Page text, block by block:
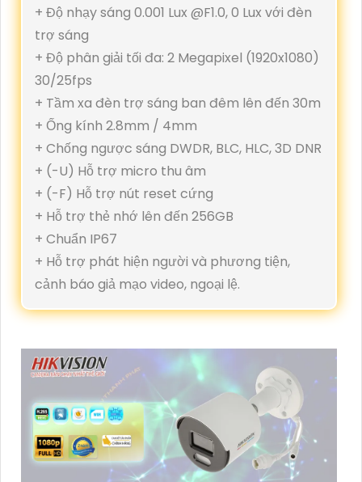
+ Độ nhạy sáng 0.001 Lux @F1.0, 0 Lux với đèn
trợ sáng
+ Độ phân giải tối đa: 2 Megapixel (1920x1080)
30/25fps
+ Tầm xa đèn trợ sáng ban đêm lên đến 30m
+ Ống kính 2.8mm / 4mm
+ Chống ngược sáng DWDR, BLC, HLC, 3D DNR
+ (-U) Hỗ trợ micro thu âm
+ (-F) Hỗ trợ nút reset cứng
+ Hỗ trợ thẻ nhớ lên đến 256GB
+ Chuẩn IP67
+ Hỗ trợ phát hiện người và phương tiện,
cảnh báo giả mạo video, ngoại lệ.